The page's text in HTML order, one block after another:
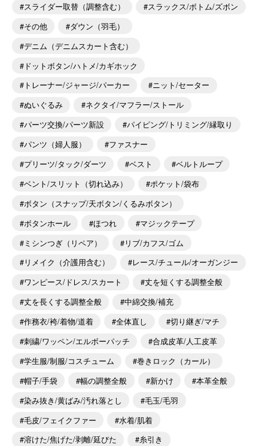
スライダー取替（調整含む）
スラックス/ボトム/ズボン
その他
ダウン（羽毛）
デニム（デニムスカート含む）
ドットボタン/ハトメ/カギホック
トレーナー/ジャージ/パーカー
ニット/セーター
ぬいぐるみ
ネクタイ/マフラー/ストール
パーツ交換/パーツ新設
パイピング/トリミング/縁取り
パンツ（婦人服）
ファスナー
プリーツ/タック/ダーツ
ベスト
ベルトループ
ベント/スリット（切れ込み）
ポケット/袋布
ボタン（スナップ/天ボタン/くるみボタン）
ボタンホール
ほつれ
マジックテープ
ミシンつぎ（リペア）
リブ/カフス/ゴム
リメイク（介護用含む）
レース/チュール/オーガンジー
ワンピース/ドレス/スカート
丈を短くする調整全般
丈を長くする調整全般
中綿交換/補充
作務衣/袴/着物/道着
全体直し
切り継ぎ/マチ
刺繍/ワッペン/エルボーパッチ
合成皮革/人工皮革
学生服/制服/コスチューム
巻きロック（カール）
帽子/手袋
幅の調整全般 新かけ
本革全般
染み抜き/黄ばみ/汚れ落とし
毛玉/毛羽
毛皮/フェイクファー
水着/肌着
溶けた/焦げた/剥離/延びた
糸引き